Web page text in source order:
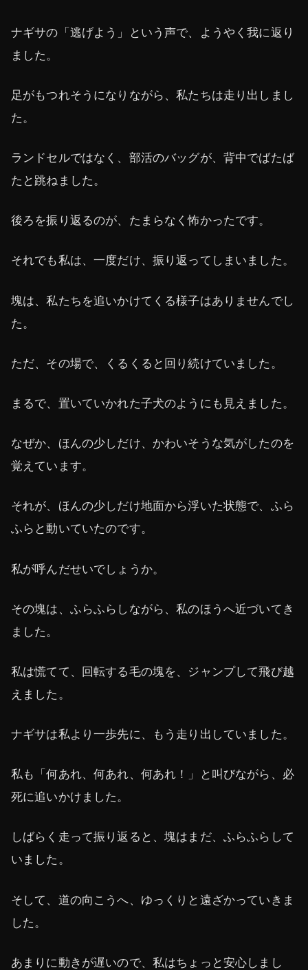
ナギサの「逃げよう」という声で、ようやく我に返り
ました。
足がもつれそうになりながら、私たちは走り出しまし
た。
ランドセルではなく、部活のバッグが、背中でばたば
たと跳ねました。
後ろを振り返るのが、たまらなく怖かったです。
それでも私は、一度だけ、振り返ってしまいました。
塊は、私たちを追いかけてくる様子はありませんでし
た。
ただ、その場で、くるくると回り続けていました。
まるで、置いていかれた子犬のようにも見えました。
なぜか、ほんの少しだけ、かわいそうな気がしたのを
覚えています。
それが、ほんの少しだけ地面から浮いた状態で、ふら
ふらと動いていたのです。
私が呼んだせいでしょうか。
その塊は、ふらふらしながら、私のほうへ近づいてき
ました。
私は慌てて、回転する毛の塊を、ジャンプして飛び越
えました。
ナギサは私より一歩先に、もう走り出していました。
私も「何あれ、何あれ、何あれ！」と叫びながら、必
死に追いかけました。
しばらく走って振り返ると、塊はまだ、ふらふらして
いました。
そして、道の向こうへ、ゆっくりと遠ざかっていきま
した。
あまりに動きが遅いので、私はちょっと安心しまし